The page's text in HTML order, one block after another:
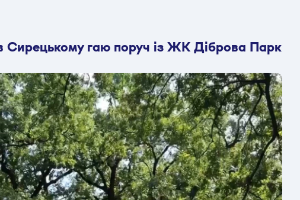
в Сирецькому гаю поруч із ЖК Діброва Парк